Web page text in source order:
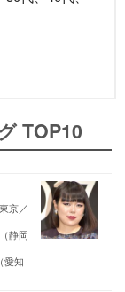
TOP10
京／
静岡
愛知